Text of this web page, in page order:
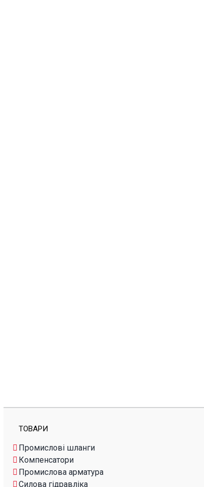
ТОВАРИ
Промислові шланги
Компенсатори
Промислова арматура
Силова гідравліка